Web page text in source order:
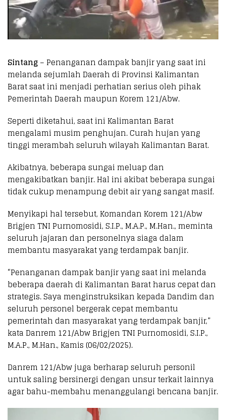
Sintang– Penanganan dampak banjir yang saat ini
melanda sejumlah Daerah di Provinsi Kalimantan
Barat saat ini menjadi perhatian serius oleh pihak
Pemerintah Daerah maupun Korem 121/Abw.
Seperti diketahui, saat ini Kalimantan Barat
mengalami musim penghujan. Curah hujan yang
tinggi merambah seluruh wilayah Kalimantan Barat.
Akibatnya, beberapa sungai meluap dan
mengakibatkan banjir. Hal ini akibat beberapa sungai
tidak cukup menampung debit air yang sangat masif.
Menyikapi hal tersebut, Komandan Korem 121/Abw
Brigjen TNI Purnomosidi, S.I.P., M.A.P., M.Han., meminta
seluruh jajaran dan personelnya siaga dalam
membantu masyarakat yang terdampak banjir.
“Penanganan dampak banjir yang saat ini melanda
beberapa daerah di Kalimantan Barat harus cepat dan
strategis. Saya menginstruksikan kepada Dandim dan
seluruh personel bergerak cepat membantu
pemerintah dan masyarakat yang terdampak banjir,”
kata Danrem 121/Abw Brigjen TNI Purnomosidi, S.I.P.,
M.A.P., M.Han., Kamis (06/02/2025).
Danrem 121/Abw juga berharap seluruh personil
untuk saling bersinergi dengan unsur terkait lainnya
agar bahu-membahu menanggulangi bencana banjir.